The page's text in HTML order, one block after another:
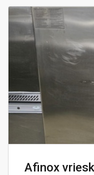
Afinox